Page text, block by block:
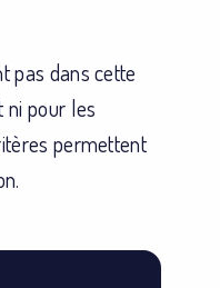
pas dans cette
pour les
permettent